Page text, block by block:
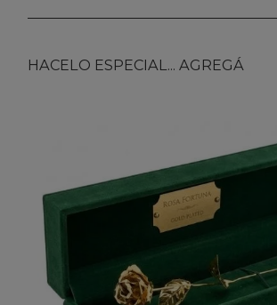
HACELO ESPECIAL... AGREGÁ